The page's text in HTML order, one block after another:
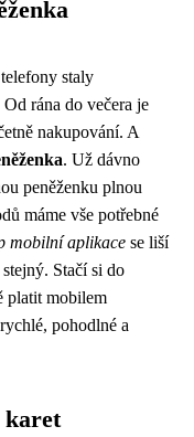
staly
rána do večera je
nakupování. A
. Už dávno
peněženku plnou
máme vše potřebné
mobilní aplikace se liší
Stačí si do
platit mobilem
pohodlné a
karet